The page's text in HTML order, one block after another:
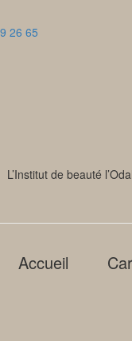
26 65
L’Institut de beauté
Accueil